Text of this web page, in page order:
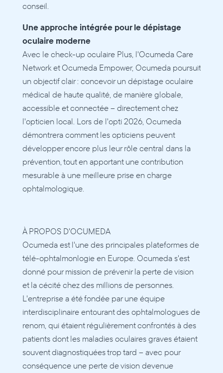
conseil.
Une approche intégrée pour le dépistage
oculaire moderne
Avec le check-up oculaire Plus, l'Ocumeda Care
Network et Ocumeda Empower, Ocumeda poursuit
un objectif clair : concevoir un dépistage oculaire
médical de haute qualité, de manière globale,
accessible et connectée – directement chez
l'opticien local. Lors de l'opti 2026, Ocumeda
démontrera comment les opticiens peuvent
développer encore plus leur rôle central dans la
prévention, tout en apportant une contribution
mesurable à une meilleure prise en charge
ophtalmologique.
À PROPOS D'OCUMEDA
Ocumeda est l'une des principales plateformes de
télé-ophtalmonlogie en Europe. Ocumeda s'est
donné pour mission de prévenir la perte de vision
et la cécité chez des millions de personnes.
L'entreprise a été fondée par une équipe
interdisciplinaire entourant des ophtalmologues de
renom, qui étaient régulièrement confrontés à des
patients dont les maladies oculaires graves étaient
souvent diagnostiquées trop tard – avec pour
conséquence une perte de vision devenue